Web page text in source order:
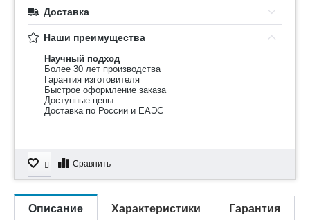
Доставка
Наши преимущества
Научный подход
Более 30 лет производства
Гарантия изготовителя
Быстрое оформление заказа
Доступные цены
Доставка по России и ЕАЭС
Сравнить
Описание Характеристики Гарантия